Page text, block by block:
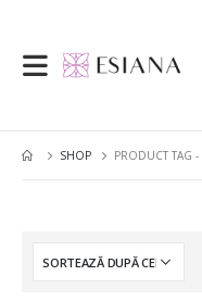
SHOP PRODUCT TAG -